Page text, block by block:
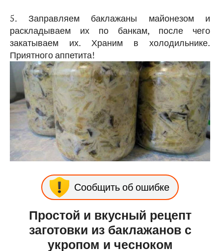
5. Заправляем баклажаны майонезом и
раскладываем их по банкам, после чего
закатываем их. Храним в холодильнике.
Приятного аппетита!
Сообщить об ошибке
Простой и вкусный рецепт
заготовки из баклажанов с
укропом и чесноком